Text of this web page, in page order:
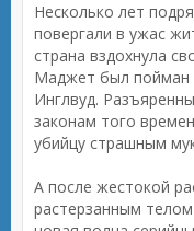
Несколько лет
повергали в ужас
страна вздохнула
Маджет был пойман
Инглвуд.
законам того
убийцу страшным
А после жестокой
растерзанным